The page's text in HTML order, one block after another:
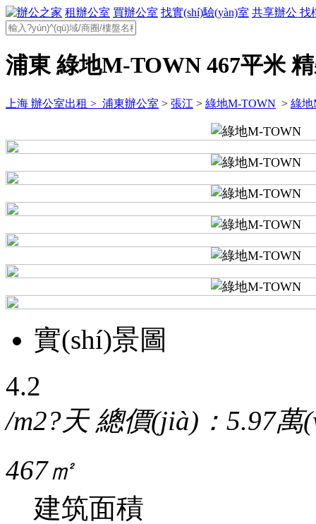
租辦公室 買辦公室 找實(shí)驗(yàn)室 共享辦公 找
浦東 綠地M-TOWN 467平米
上海 辦公室出租 > 浦東辦公室 > 張江 > 綠地M-TOWN > 綠地
實(shí)景圖
4.2
/m2?天 總價(jià)：5.97萬
467㎡
建筑面積